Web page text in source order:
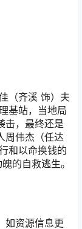
（齐溪 饰）夫
基站，当地局
击，最终还是
周伟杰（任达
和以命换钱的
的自救逃生。
如资源信息更